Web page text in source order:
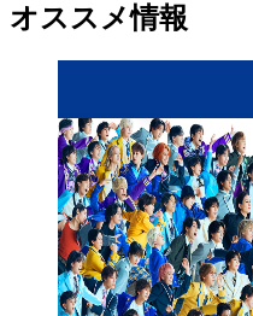
オススメ情報